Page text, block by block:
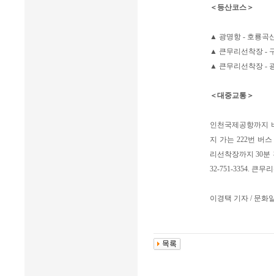
＜등산코스＞
▲ 광명항 - 호룡곡
▲ 큰무리선착장 -
▲ 큰무리선착장 -
＜대중교통＞
인천국제공항까지
지 가는 222번 버
리선착장까지 30분
32-751-3354. 큰무
이경택 기자 / 문화